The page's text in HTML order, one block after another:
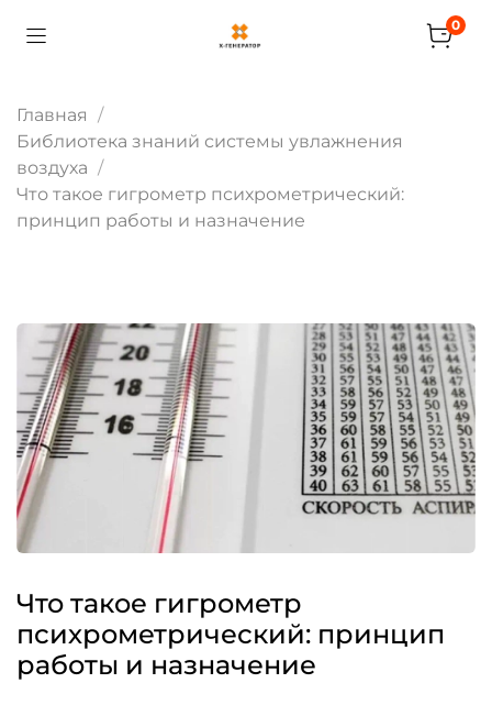
0
Главная
Библиотека знаний системы увлажнения
воздуха
Что такое гигрометр психрометрический:
принцип работы и назначение
Что такое гигрометр
психрометрический: принцип
работы и назначение